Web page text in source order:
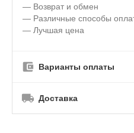
— Возврат и обмен
— Различные способы
— Лучшая цена
Варианты оплаты
Доставка